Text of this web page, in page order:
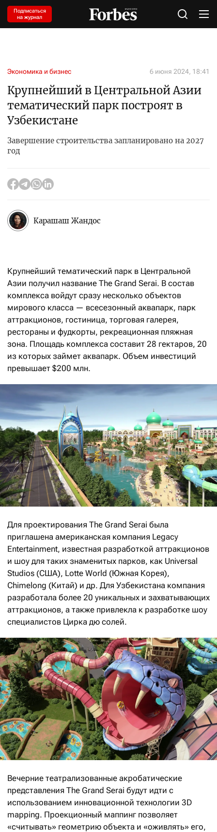
Подписаться
на журнал
Экономика и бизнес 6 июня 2024, 18:41
Крупнейший в Центральной Азии
тематический парк построят в
Узбекистане
Завершение строительства запланировано на 2027
год
Карашаш Жандос
Крупнейший тематический парк в Центральной
Азии получил название The Grand Serai. В состав
комплекса войдут сразу несколько объектов
мирового класса — всесезонный аквапарк, парк
аттракционов, гостиница, торговая галерея,
рестораны и фудкорты, рекреационная пляжная
зона. Площадь комплекса составит 28 гектаров, 20
из которых займет аквапарк. Объем инвестиций
превышает $200 млн.
Для проектирования The Grand Serai была
приглашена американская компания Legacy
Entertainment, известная разработкой аттракционов
и шоу для таких знаменитых парков, как Universal
Studios (США), Lotte World (Южная Корея),
Chimelong (Китай) и др. Для Узбекистана компания
разработала более 20 уникальных и захватывающих
аттракционов, а также привлекла к разработке шоу
специалистов Цирка дю солей.
Вечерние театрализованные акробатические
представления The Grand Serai будут идти с
использованием инновационной технологии 3D
mapping. Проекционный маппинг позволяет
«считывать» геометрию объекта и «оживлять» его,